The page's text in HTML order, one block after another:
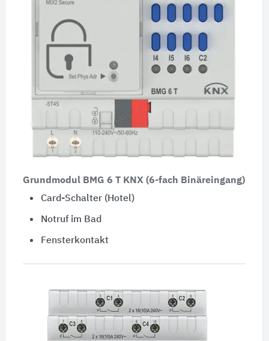
Grundmodul BMG 6 T KNX (6-fach Binäreingang)
Card-Schalter (Hotel)
Notruf im Bad
Fensterkontakt